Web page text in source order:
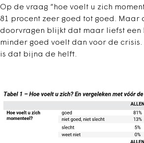
Op de vraag “hoe voelt u zich
81 procent zeer goed tot goed. Maar
doorvragen blijkt dat maar liefst een
minder goed voelt dan voor de crisis.
is dat bijna de helft.